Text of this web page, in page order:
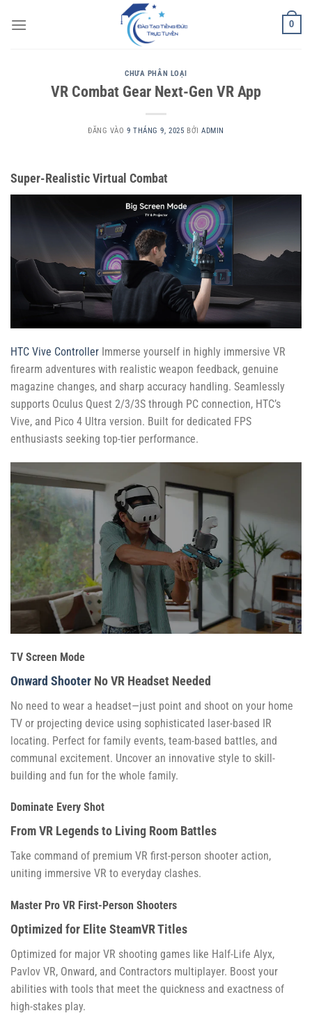
qua
0
CHƯA PHÂN LOẠI
VR Combat Gear Next-Gen VR App
ĐĂNG VÀO 9 THÁNG 9, 2025 BỞIADMIN
Super-Realistic Virtual Combat
HTC Vive Controller Immerse yourself in highly immersive VR
firearm adventures with realistic weapon feedback, genuine
magazine changes, and sharp accuracy handling. Seamlessly
supports Oculus Quest 2/3/3S through PC connection, HTC’s
Vive, and Pico 4 Ultra version. Built for dedicated FPS
enthusiasts seeking top-tier performance.
TV Screen Mode
Onward Shooter No VR Headset Needed
No need to wear a headset—just point and shoot on your home
TV or projecting device using sophisticated laser-based IR
locating. Perfect for family events, team-based battles, and
communal excitement. Uncover an innovative style to skill-
building and fun for the whole family.
Dominate Every Shot
From VR Legends to Living Room Battles
Take command of premium VR first-person shooter action,
uniting immersive VR to everyday clashes.
Master Pro VR First-Person Shooters
Optimized for Elite SteamVR Titles
Optimized for major VR shooting games like Half-Life Alyx,
Pavlov VR, Onward, and Contractors multiplayer. Boost your
abilities with tools that meet the quickness and exactness of
high-stakes play.